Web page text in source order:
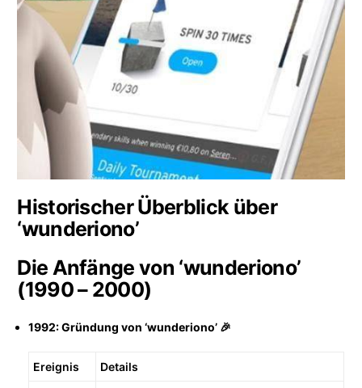
Historischer Überblick über
‘wunderiono’
Die Anfänge von ‘wunderiono’
(1990 – 2000)
1992: Gründung von ‘wunderiono’ 🎉
Ereignis Details